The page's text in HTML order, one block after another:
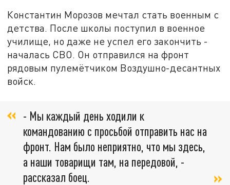
Константин Морозов мечтал стать военным с
детства. После школы поступил в военное
училище, но даже не успел его закончить -
началась СВО. Он отправился на фронт
рядовым пулемётчиком Воздушно-десантных
войск.
- Мы каждый день ходили к
командованию с просьбой отправить нас на
фронт. Нам было неприятно, что мы здесь,
а наши товарищи там, на передовой, -
рассказал боец.